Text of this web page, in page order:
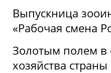
Выпускница
«Рабочая смена
Золотым полем в
хозяйства страны